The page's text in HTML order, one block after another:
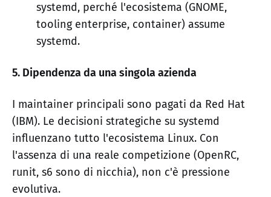
systemd, perché l'ecosistema (GNOME,
tooling enterprise, container) assume
systemd.
5. Dipendenza da una singola azienda
I maintainer principali sono pagati da Red Hat
(IBM). Le decisioni strategiche su systemd
influenzano tutto l'ecosistema Linux. Con
l'assenza di una reale competizione (OpenRC,
runit, s6 sono di nicchia), non c'è pressione
evolutiva.